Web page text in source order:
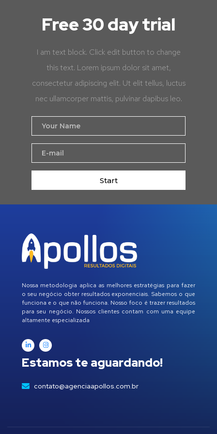
Free 30 day trial
I am text block. Click edit button to change
this text. Lorem ipsum dolor sit amet,
consectetur adipiscing elit. Ut elit tellus, luctus
nec ullamcorper mattis, pulvinar dapibus leo.
Start
Nossa metodologia aplica as melhores estratégias para fazer
o seu negócio obter resultados exponenciais. Sabemos o que
funciona e o que não funciona. Nosso foco é trazer resultados
para seu negócio. Nossos clientes contam com uma equipe
altamente especializada
Estamos te aguardando!
contato@agenciaapollos.com.br